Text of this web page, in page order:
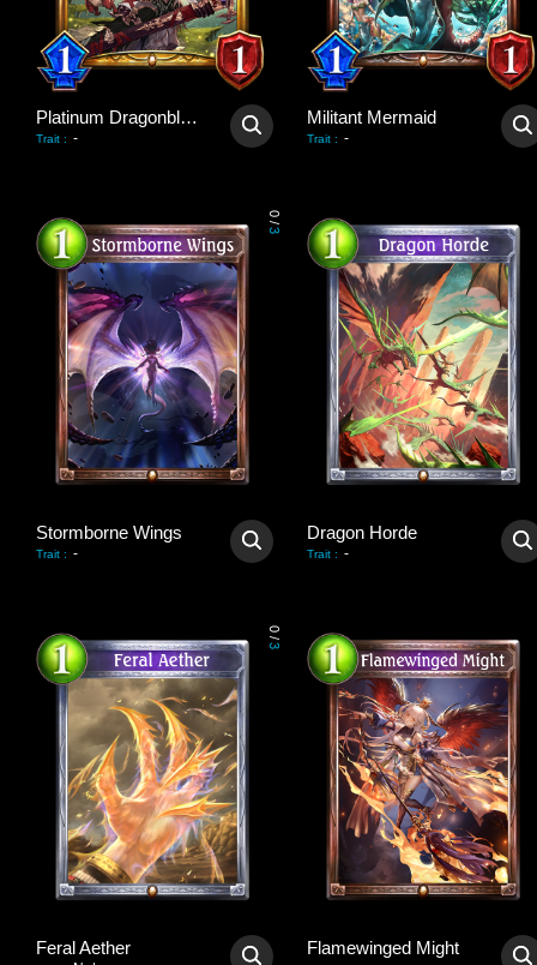
Platinum Dragonblader
Trait : -
Militant Mermaid
Trait : -
0
/
3
Stormborne Wings
Trait : -
Dragon Horde
Trait : -
0
/
3
Feral Aether Flamewinged Might